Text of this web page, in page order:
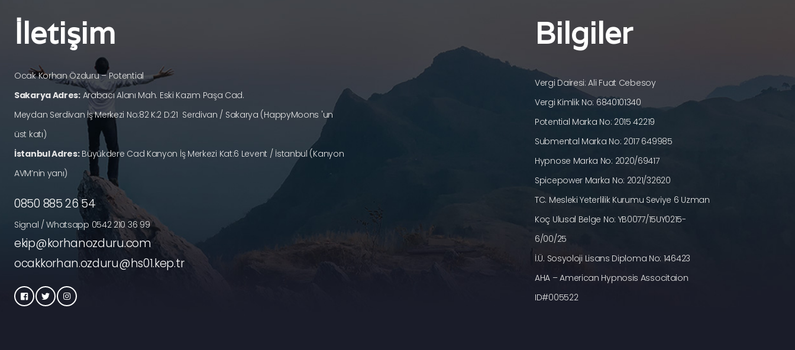
İletişim
Ocak Korhan Özduru – Potential
Sakarya Adres:Arabacı Alanı Mah. Eski Kazım Paşa Cad.
Meydan Serdivan İş Merkezi No:82 K:2 D:21 Serdivan / Sakarya (HappyMoons 'un
üst katı)
İstanbul Adres:Büyükdere Cad Kanyon İş Merkezi Kat:6 Levent / İstanbul (Kanyon
AVM’nin yanı)
0850 885 26 54
Signal / Whatsapp 0542 210 36 99
ekip@korhanozduru.com
ocakkorhan.ozduru@hs01.kep.tr
Bilgiler
Vergi Dairesi: Ali Fuat Cebesoy
Vergi Kimlik No: 6840101340
Potential Marka No: 2015 42219
Submental Marka No: 2017 649985
Hypnose Marka No: 2020/69417
Spicepower Marka No: 2021/32620
TC. Mesleki Yeterlilik Kurumu Seviye 6 Uzman
Koç Ulusal Belge No: YB0077/15UY0215-
6/00/25
İ.Ü. Sosyoloji Lisans Diploma No: 146423
AHA – American Hypnosis Associtaion
ID#005522